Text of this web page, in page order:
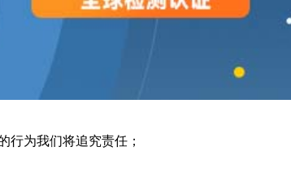
行为我们将追究责任；